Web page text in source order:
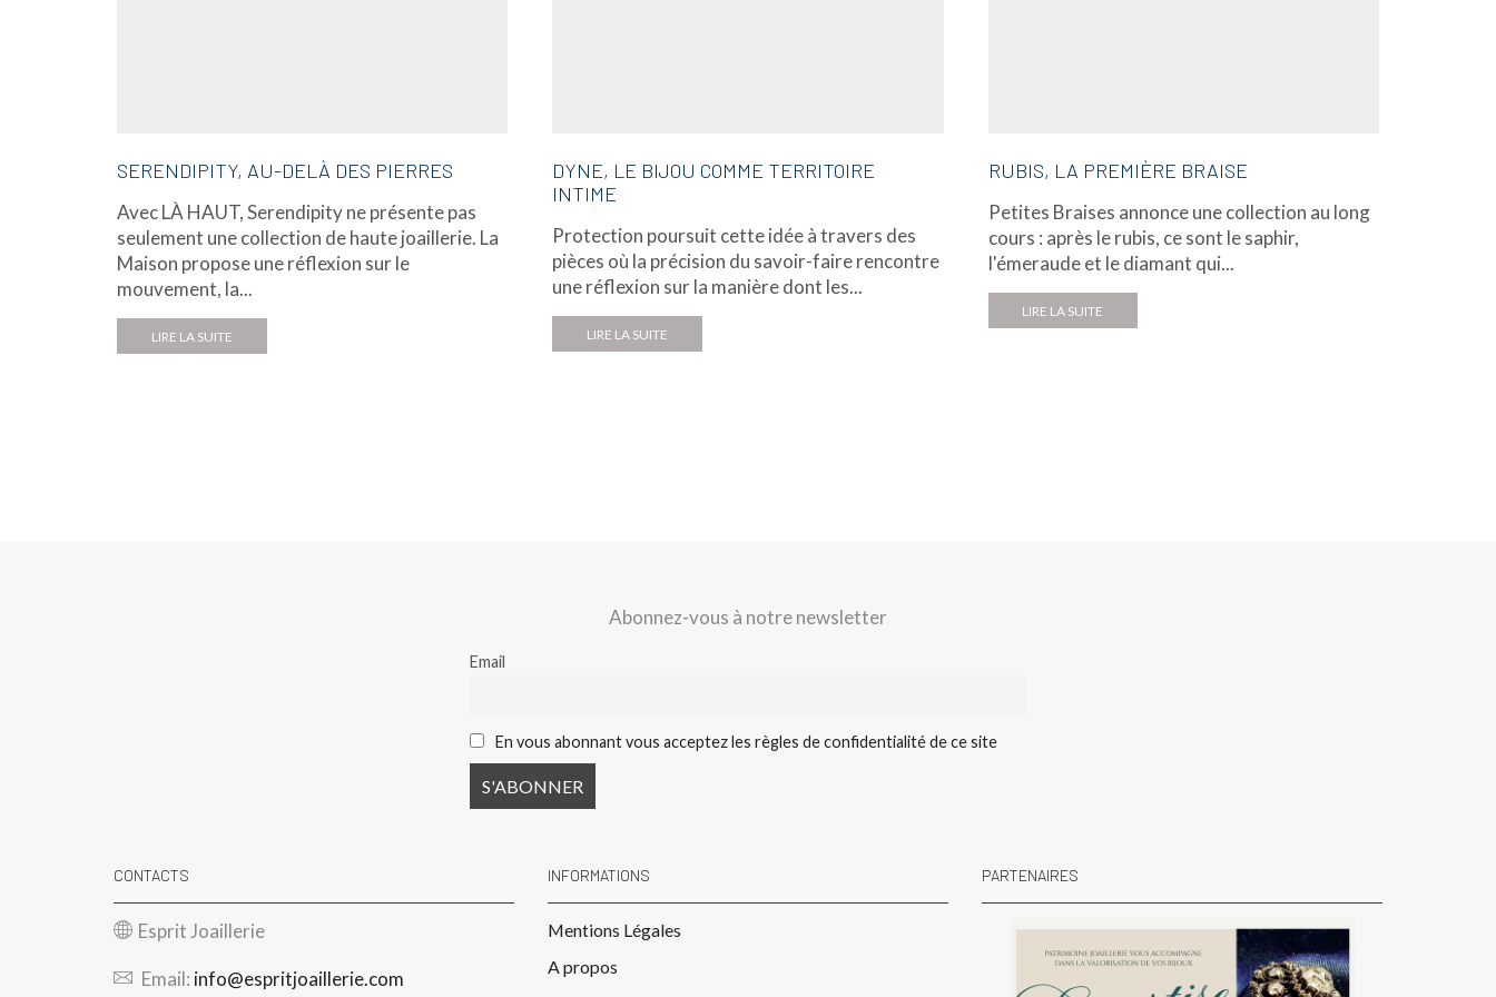
SERENDIPITY, AU-DELÀ DES PIERRES
Avec LÀ HAUT, Serendipity ne présente pas
seulement une collection de haute joaillerie. La
Maison propose une réflexion sur le
mouvement, la...
LIRE LA SUITE
DYNE, LE BIJOU COMME TERRITOIRE
INTIME
Protection poursuit cette idée à travers des
pièces où la précision du savoir-faire rencontre
une réflexion sur la manière dont les...
LIRE LA SUITE
RUBIS, LA PREMIÈRE BRAISE
Petites Braises annonce une collection au long
cours : après le rubis, ce sont le saphir,
l'émeraude et le diamant qui...
LIRE LA SUITE
Abonnez-vous à notre newsletter
Email
En vous abonnant vous acceptez les règles de confidentialité de ce site
CONTACTS
Esprit Joaillerie
Email: info@espritjoaillerie.com
INFORMATIONS
Mentions Légales
A propos
PARTENAIRES